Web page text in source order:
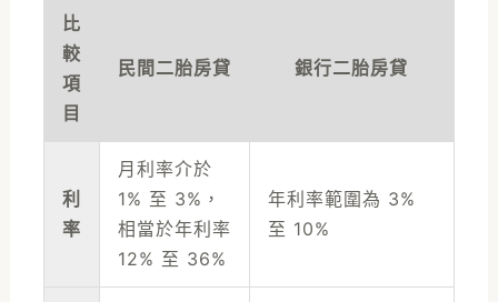
比
較
項
目
民間二胎房貸 銀行二胎房貸
利
率
月利率介於
1% 至 3%，
相當於年利率
12% 至 36%
年利率範圍為 3%
至 10%